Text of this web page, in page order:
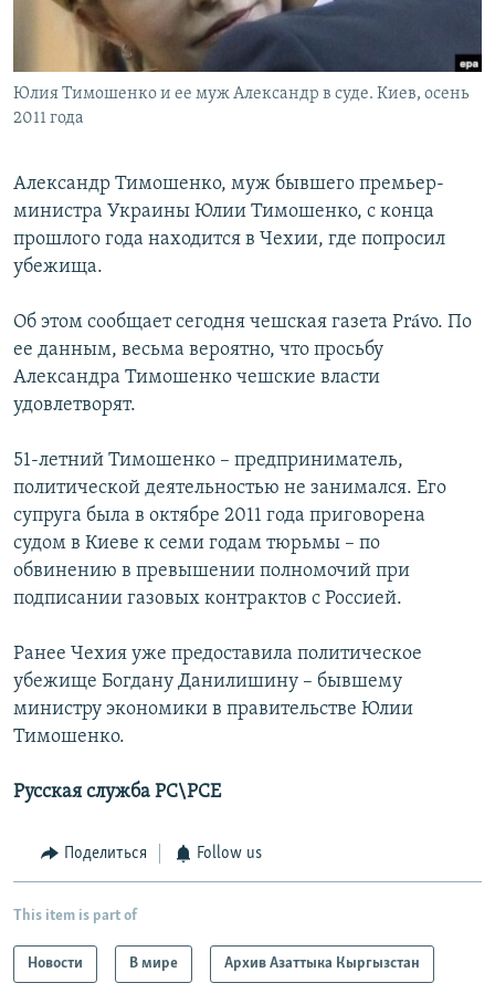
Юлия Тимошенко и ее муж Александр в суде. Киев, осень
2011 года
Александр Тимошенко, муж бывшего премьер-
министра Украины Юлии Тимошенко, с конца
прошлого года находится в Чехии, где попросил
убежища.
Об этом сообщает сегодня чешская газета Právo. По
ее данным, весьма вероятно, что просьбу
Александра Тимошенко чешские власти
удовлетворят.
51-летний Тимошенко – предприниматель,
политической деятельностью не занимался. Его
супруга была в октябре 2011 года приговорена
судом в Киеве к семи годам тюрьмы – по
обвинению в превышении полномочий при
подписании газовых контрактов с Россией.
Ранее Чехия уже предоставила политическое
убежище Богдану Данилишину – бывшему
министру экономики в правительстве Юлии
Тимошенко.
Русская служба РС\РСЕ
Поделиться Follow us
This item is part of
Новости В мире Архив Азаттыка Кыргызстан